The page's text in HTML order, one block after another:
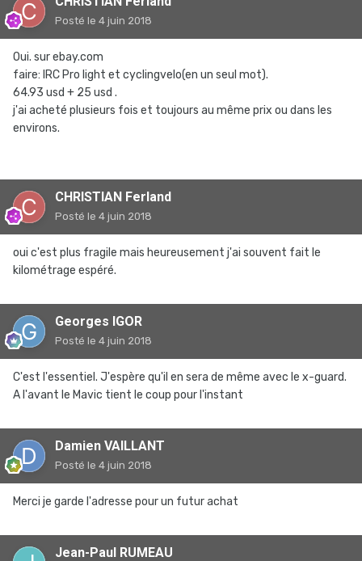
Posté le 4 juin 2018
Oui. sur ebay.com
faire: IRC Pro light et cyclingvelo(en un seul mot).
64.93 usd + 25 usd .
j'ai acheté plusieurs fois et toujours au même prix ou dans les
environs.
CHRISTIAN Ferland
Posté le 4 juin 2018
oui c'est plus fragile mais heureusement j'ai souvent fait le
kilométrage espéré.
Georges IGOR
Posté le 4 juin 2018
C'est l'essentiel. J'espère qu'il en sera de même avec le x-guard.
A l'avant le Mavic tient le coup pour l'instant
Damien VAILLANT
Posté le 4 juin 2018
Merci je garde l'adresse pour un futur achat
Jean-Paul RUMEAU